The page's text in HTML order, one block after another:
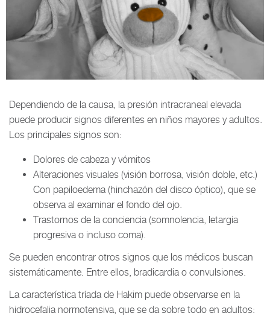
Dependiendo de la causa, la presión intracraneal elevada
puede producir signos diferentes en niños mayores y adultos.
Los principales signos son:
Dolores de cabeza y vómitos
Alteraciones visuales (visión borrosa, visión doble, etc.)
Con papiloedema (hinchazón del disco óptico), que se
observa al examinar el fondo del ojo.
Trastornos de la conciencia (somnolencia, letargia
progresiva o incluso coma).
Se pueden encontrar otros signos que los médicos buscan
sistemáticamente. Entre ellos, bradicardia o convulsiones.
La característica tríada de Hakim puede observarse en la
hidrocefalia normotensiva, que se da sobre todo en adultos: